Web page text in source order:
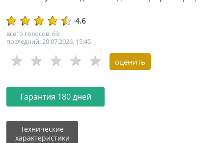
4.6
всего голосов: 63
последний: 20.07.2026, 15:45
Гарантия 180 дней
Технические
характеристики